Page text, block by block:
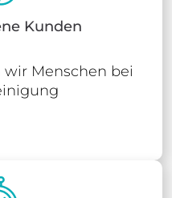
Kunden
wir Menschen bei